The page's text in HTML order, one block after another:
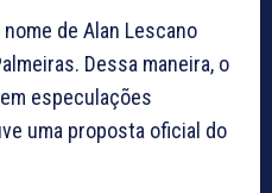
de Alan Lescano
Dessa maneira, o
especulações
uma proposta oficial do